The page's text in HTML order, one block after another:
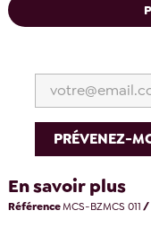
PRÉVENEZ-
En savoir plus
RéférenceMCS-BZMCS 011 /